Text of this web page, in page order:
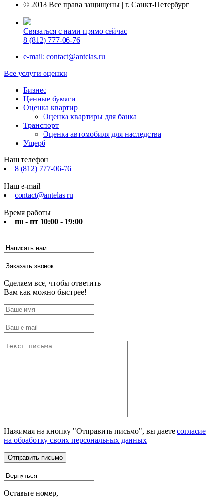
© 2018 Все права защищены | г. Санкт-Петербург
Связаться с нами прямо сейчас
8 (812) 777-06-76
e-mail: contact@antelas.ru
Все услуги оценки
Бизнес
Ценные бумаги
Оценка квартир
Оценка квартиры для банка
Транспорт
Оценка автомобиля для наследства
Ущерб
Наш телефон
8 (812) 777-06-76
Наш e-mail
contact@antelas.ru
Время работы
пн - пт 10:00 - 19:00
Сделаем все, чтобы ответить
Вам как можно быстрее!
Нажимая на кнопку "Отправить письмо", вы даете согласие
на обработку своих персональных данных
Оставьте номер,